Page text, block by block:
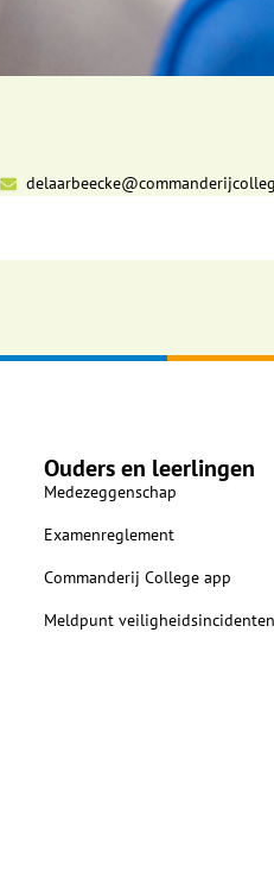
Ouders en leerlingen
Medezeggenschap
Examenreglement
Commanderij College app
Meldpunt veiligheidsincidenten